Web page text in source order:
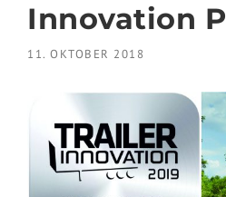
Innovation
11. OKTOBER 2018